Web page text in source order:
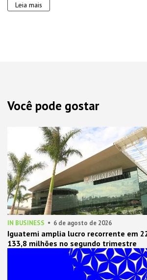
Leia mais
Você pode gostar
IN BUSINESS 6 de agosto de 2026
Iguatemi amplia lucro recorrente em
133,8 milhões no segundo trimestre